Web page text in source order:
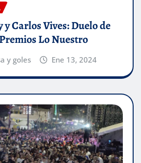
Carlos Vives: Duelo de
Lo Nuestro
y goles Ene 13, 2024